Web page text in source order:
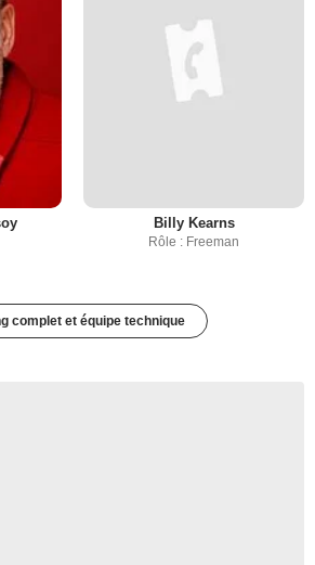
Billy Kearns
Rôle : Freeman
complet et équipe technique